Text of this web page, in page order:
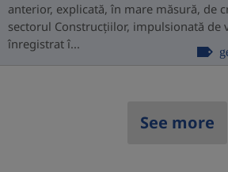
anterior, explicată, în mare măsură, de
sectorul Construcțiilor, impulsionată de
înregistrat î...
See more